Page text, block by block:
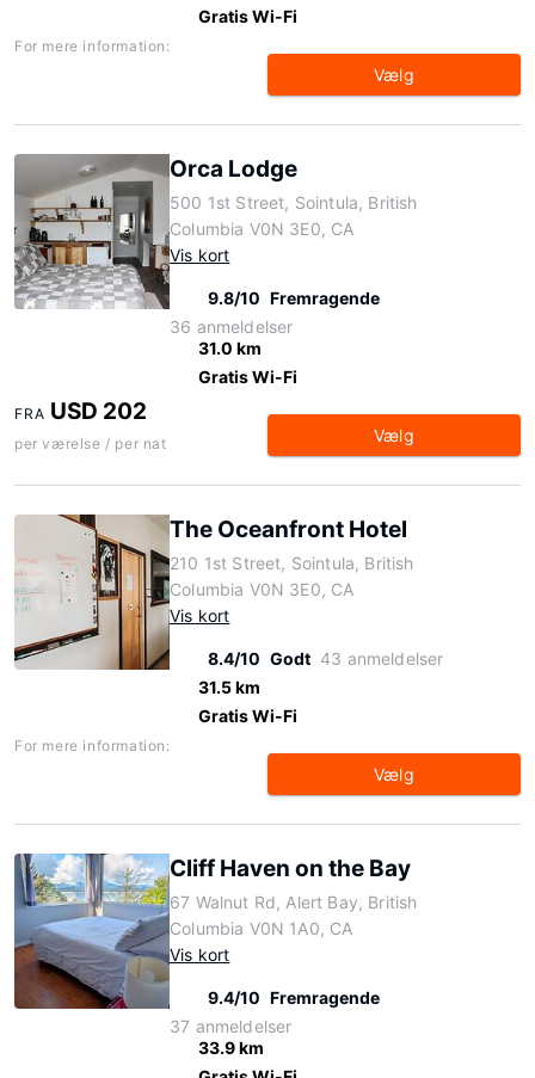
Gratis Wi-Fi
For mere information:
Vælg
Orca Lodge
500 1st Street, Sointula, British
Columbia V0N 3E0, CA
Vis kort
9.8/10 Fremragende
36 anmeldelser
31.0 km
Gratis Wi-Fi
FRA USD 202
per værelse / per nat Vælg
The Oceanfront Hotel
210 1st Street, Sointula, British
Columbia V0N 3E0, CA
Vis kort
8.4/10 Godt 43 anmeldelser
31.5 km
Gratis Wi-Fi
For mere information:
Vælg
Cliff Haven on the Bay
67 Walnut Rd, Alert Bay, British
Columbia V0N 1A0, CA
Vis kort
9.4/10 Fremragende
37 anmeldelser
33.9 km